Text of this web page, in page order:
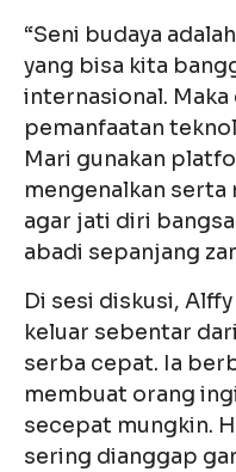
“Seni budaya
yang bisa kita
internasional. Maka
pemanfaatan
Mari gunakan
mengenalkan serta
agar jati diri
abadi sepanjang
Di sesi diskusi,
keluar sebentar
serba cepat. Ia
membuat orang
secepat mungkin.
sering dianggap